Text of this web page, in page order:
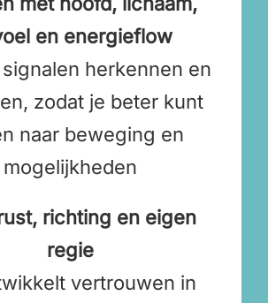
en energieflow
herkennen en
zodat je beter kunt
naar beweging en
mogelijkheden
richting en eigen
regie
vertrouwen in